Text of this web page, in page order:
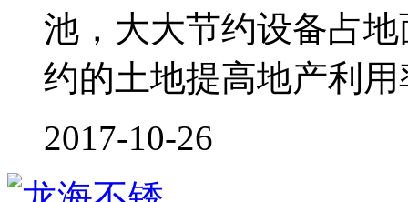
池，大大节约设备占
约的土地提高地产利
2017-10-26